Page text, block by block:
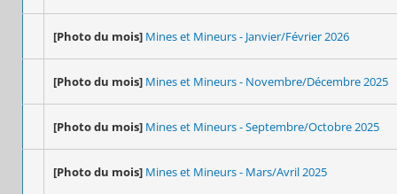
[Photo du mois] Mines et Mineurs - Janvier/Février 2026
[Photo du mois] Mines et Mineurs - Novembre/Décembre 2025
[Photo du mois] Mines et Mineurs - Septembre/Octobre 2025
[Photo du mois] Mines et Mineurs - Mars/Avril 2025